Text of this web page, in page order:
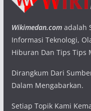
Wikimedan.comadalah
Informasi Teknologi,
Hiburan Dan Tips Tips
Dirangkum Dari
Dalam Mengabarkan.
Setiap Topik Kami